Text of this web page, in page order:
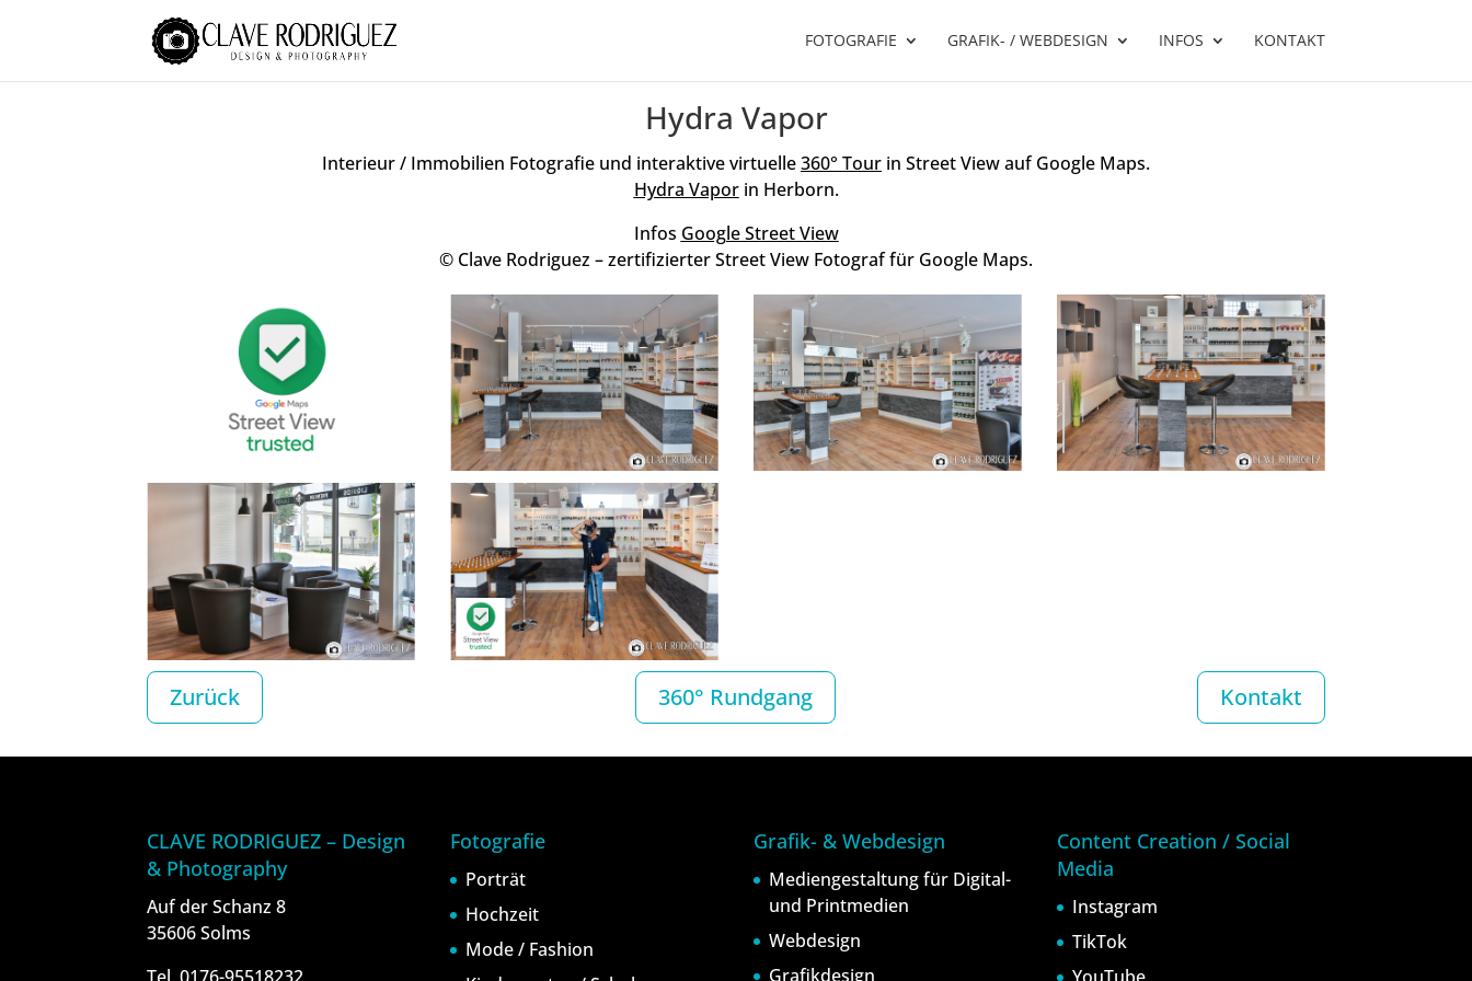
FOTOGRAFIE GRAFIK- / WEBDESIGN INFOS KONTAKT
Hydra Vapor
Interieur / Immobilien Fotografie und interaktive virtuelle360° Tour in Street View auf Google Maps.
Hydra Vaporin Herborn.
Infos Google Street View
© Clave Rodriguez – zertifizierter Street View Fotograf für Google Maps.
Zurück 360° Rundgang Kontakt
CLAVE RODRIGUEZ – Design
& Photography
Auf der Schanz 8
35606 Solms
Fotografie
Porträt
Hochzeit
Mode / Fashion
Grafik- & Webdesign
Mediengestaltung für Digital-
und Printmedien
Webdesign
Grafikdesign
Content Creation / Social
Media
Instagram
TikTok